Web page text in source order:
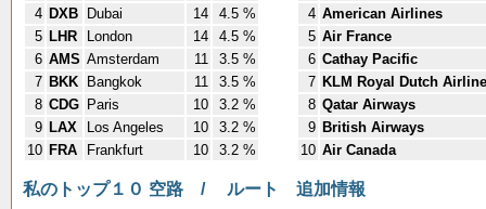
4 DXB Dubai 14
4.5 %
5 LHR London 14
4.5 %
6 AMS Amsterdam 11
3.5 %
7 BKK Bangkok 11
3.5 %
8 CDG Paris 10
3.2 %
9 LAX Los Angeles 10
3.2 %
10 FRA Frankfurt 10 3.2 %
4 American Airlines
5 Air France
6 Cathay Pacific
7 KLM Royal Dutch
8 Qatar Airways
9 British Airways
10 Air Canada
私のトップ１０ 空路 / ルート 追加情報